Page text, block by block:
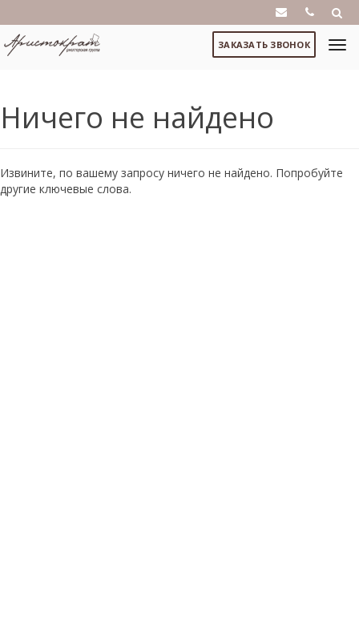
ЗАКАЗАТЬ ЗВОНОК
Ничего не найдено
Извините, по вашему запросу ничего не найдено. Попробуйте
другие ключевые слова.